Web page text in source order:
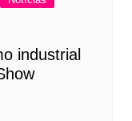
industrial